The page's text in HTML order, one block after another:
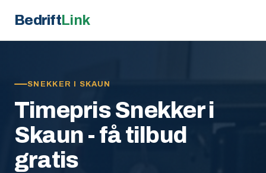
BedriftLink
SNEKKER I SKAUN
Timepris Snekker i
Skaun - få tilbud
gratis